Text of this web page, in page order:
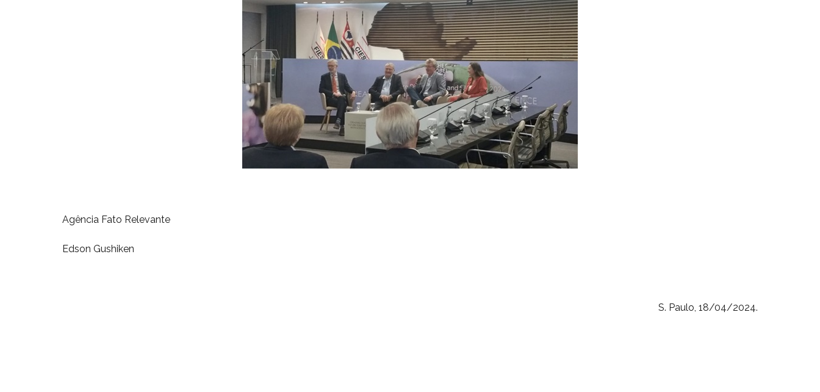
Agência Fato Relevante
Edson Gushiken
S. Paulo, 18/04/2024.